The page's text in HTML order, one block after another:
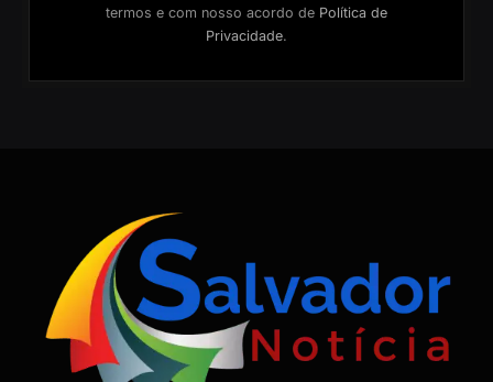
termos e com nosso acordo de Política de
Privacidade.